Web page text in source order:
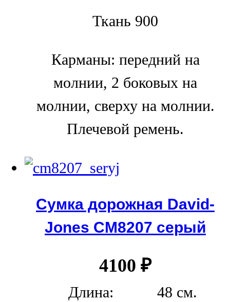
Ткань 900
Карманы: передний на
молнии, 2 боковых на
молнии, сверху на молнии.
Плечевой ремень.
Сумка дорожная David-
Jones СМ8207 серый
4100 ₽
Длина:
48 см.